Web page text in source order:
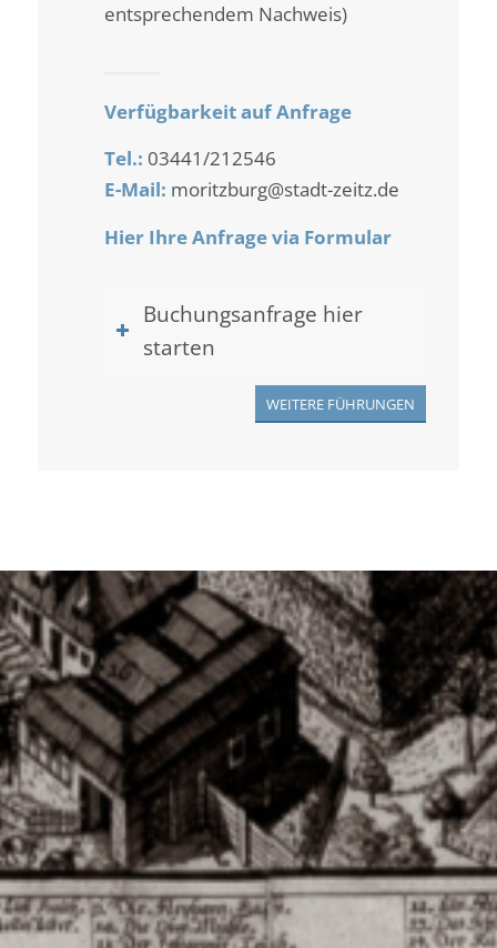
entsprechendem Nachweis)
Verfügbarkeit auf Anfrage
Tel.: 03441/212546
E-Mail: moritzburg@stadt-zeitz.de
Hier Ihre Anfrage via Formular
Buchungsanfrage hier
starten
WEITERE FÜHRUNGEN